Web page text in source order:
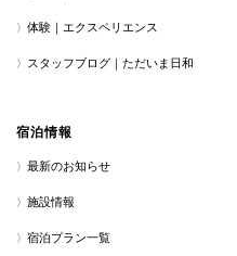
体験｜エクスペリエンス
スタッフブログ｜ただいま日和
宿泊情報
最新のお知らせ
施設情報
宿泊プラン一覧